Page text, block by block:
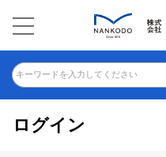
キーワードを入力してください
ログイン